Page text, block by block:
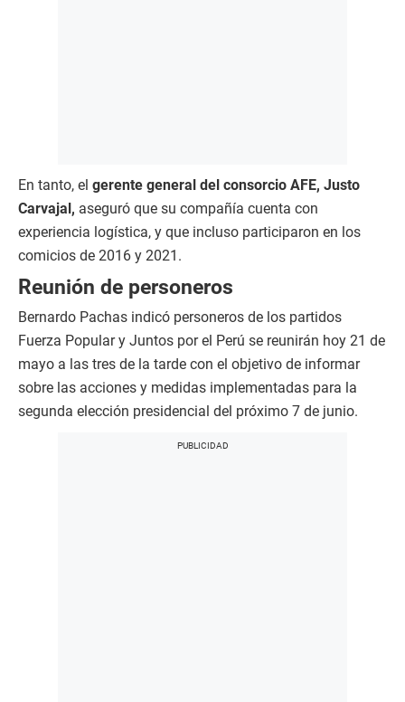
En tanto, el gerente general del consorcio AFE, Justo
Carvajal, aseguró que su compañía cuenta con
experiencia logística, y que incluso participaron en los
comicios de 2016 y 2021.
Reunión de personeros
Bernardo Pachas indicó personeros de los partidos
Fuerza Popular y Juntos por el Perú se reunirán hoy 21 de
mayo a las tres de la tarde con el objetivo de informar
sobre las acciones y medidas implementadas para la
segunda elección presidencial del próximo 7 de junio.